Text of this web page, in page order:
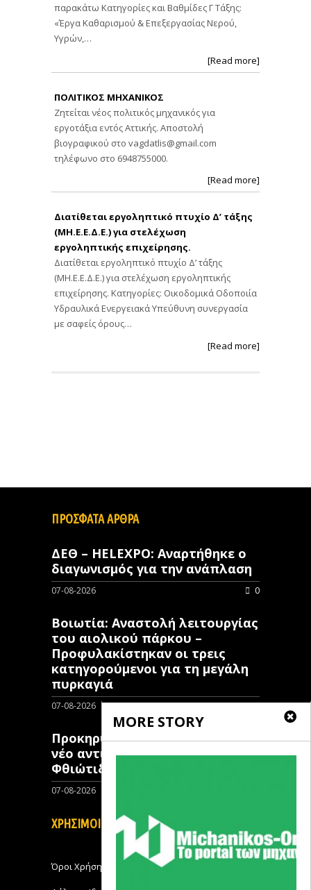
παρακάτω Κατηγορίες και Βαθμίδες Γ Τάξης:
«Έργα Καθαρισμού & Επεξεργασίας Νερού,
Υγρών,…
[Read more]
ΠΟΛΙΤΙΚΟΣ ΜΗΧΑΝΙΚΟΣ
Ζητείται νέος πολιτικός μηχανικός για
εργοτάξια εντός Αττικής. Αποστολή
βιογραφικού στο vagdatlis@gmail.com
τηλέφωνο στο 6948755000.
[Read more]
Διατίθεται εργοληπτικό πτυχίο Δ’ τάξης
(ΜΗ.Ε.Ε.Δ.Ε.) για στελέχωση
εργοληπτικής επιχείρησης.
Διατίθεται εργοληπτικό πτυχίο Δ’ τάξης
(ΜΗ.Ε.Ε.Δ.Ε.) για στελέχωση εργοληπτικής
επιχείρησης. Κατηγορίες: Οικοδομικά Οδοποιία
Υδραυλικά Ενεργειακά Υπεύθυνη συνεργασία
με σαφείς όρους…
[Read more]
MORE STORY
ΠΡΟΣΦΑΤΑ ΑΡΘΡΑ
ΔΕΘ – HELEXPO: Αναρτήθηκε ο
διαγωνισμός για την ανάπλαση
07-08-2026 0
Βοιωτία: Αναστολή λειτουργίας
του αιολικού πάρκου –
Προφυλακίστηκαν οι τρεις
κατηγορούμενοι για τη μεγάλη
πυρκαγιά
07-08-2026 0
Προκηρύχθηκε διαγωνισμός για
νέo αντιπλημμυρικό έργο στη
Φθιώτιδα
07-08-2026
ΧΡΗΣΙΜΟΙ ΣΥΝΔΕΣΜΟΙ
Όροι Χρήσης